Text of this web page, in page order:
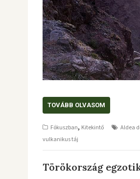
TOVÁBB OLVASOM
Fókuszban, Kitekintő Aldea
vulkanikus táj
Törökország